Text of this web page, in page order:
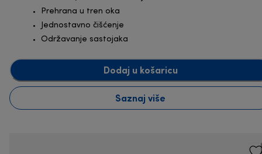
Prehrana u tren oka
Jednostavno čišćenje
Održavanje sastojaka
Dodaj u košaricu
Saznaj više